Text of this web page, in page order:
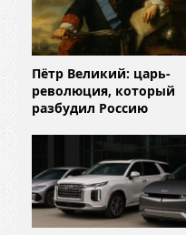
Пётр Великий: царь-
революция, который
разбудил Россию